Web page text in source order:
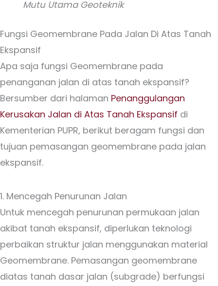
Mutu Utama Geoteknik
Fungsi Geomembrane Pada Jalan Di Atas Tanah
Ekspansif
Apa saja fungsi Geomembrane pada
penanganan jalan di atas tanah ekspansif?
Bersumber dari halaman Penanggulangan
Kerusakan Jalan di Atas Tanah Ekspansif di
Kementerian PUPR, berikut beragam fungsi dan
tujuan pemasangan geomembrane pada jalan
ekspansif.
1. Mencegah Penurunan Jalan
Untuk mencegah penurunan permukaan jalan
akibat tanah ekspansif, diperlukan teknologi
perbaikan struktur jalan menggunakan material
Geomembrane. Pemasangan geomembrane
diatas tanah dasar jalan (subgrade) berfungsi